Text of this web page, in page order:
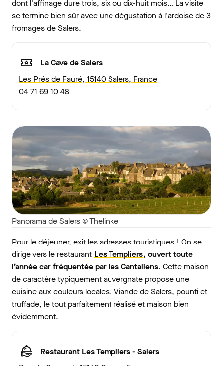
dont l'affinage dure trois, six ou dix-huit mois… La visite
se termine bien sûr avec une dégustation à l'ardoise de 3
fromages de Salers.
La Cave de Salers
Les Prés de Fauré, 15140 Salers, France
04 71 69 10 48
Panorama de Salers © Thelinke
Pour le déjeuner, exit les adresses touristiques ! On se
dirige vers le restaurant Les Templiers, ouvert toute
l’année car fréquentée par les Cantaliens. Cette maison
de caractère typiquement auvergnate propose une
cuisine aux couleurs locales. Viande de Salers, pounti et
truffade, le tout parfaitement réalisé et maison bien
évidemment.
Restaurant Les Templiers - Salers